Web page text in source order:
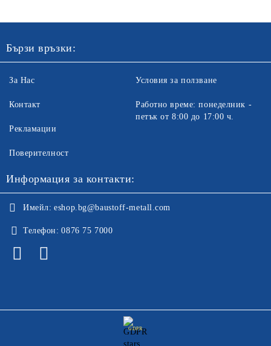
Бързи връзки:
За Нас
Контакт
Рекламации
Поверителност
Условия за ползване
Работно време: понеделник -
петък от 8:00 до 17:00 ч.
Информация за контакти:
Имейл: eshop.bg@baustoff-metall.com
Телефон: 0876 75 7000
GDPR